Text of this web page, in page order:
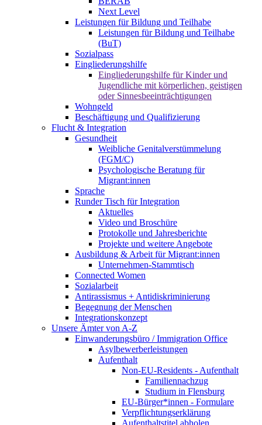
Next Level
Leistungen für Bildung und Teilhabe
Leistungen für Bildung und Teilhabe
(BuT)
Sozialpass
Eingliederungshilfe
Eingliederungshilfe für Kinder und
Jugendliche mit körperlichen, geistigen
oder Sinnesbeeinträchtigungen
Wohngeld
Beschäftigung und Qualifizierung
Flucht & Integration
Gesundheit
Weibliche Genitalverstümmelung
(FGM/C)
Psychologische Beratung für
Migrant:innen
Sprache
Runder Tisch für Integration
Aktuelles
Video und Broschüre
Protokolle und Jahresberichte
Projekte und weitere Angebote
Ausbildung & Arbeit für Migrant:innen
Unternehmen-Stammtisch
Connected Women
Sozialarbeit
Antirassismus + Antidiskriminierung
Begegnung der Menschen
Integrationskonzept
Unsere Ämter von A-Z
Einwanderungsbüro / Immigration Office
Asylbewerberleistungen
Aufenthalt
Non-EU-Residents - Aufenthalt
Familiennachzug
Studium in Flensburg
EU-Bürger*innen - Formulare
Verpflichtungserklärung
Aufenthaltstitel abholen